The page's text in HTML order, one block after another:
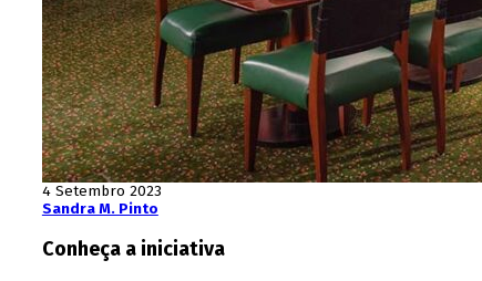
4 Setembro 2023
Sandra M. Pinto
Conheça a iniciativa